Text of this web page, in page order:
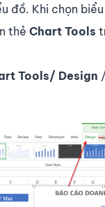
đồ. Khi chọn
thẻ Chart Tools
Tools/ Design